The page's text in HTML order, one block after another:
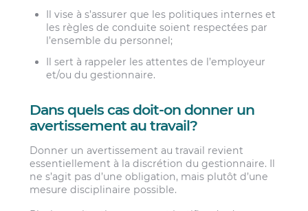
Il vise à s’assurer que les politiques internes et
les règles de conduite soient respectées par
l’ensemble du personnel;
Il sert à rappeler les attentes de l’employeur
et/ou du gestionnaire.
Dans quels cas doit-on donner un
avertissement au travail?
Donner un avertissement au travail revient
essentiellement à la discrétion du gestionnaire. Il
ne s’agit pas d’une obligation, mais plutôt d’une
mesure disciplinaire possible.